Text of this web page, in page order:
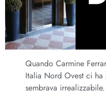
Quando Carmine
Italia Nord Ovest ci ha
sembrava irrealizzabile.